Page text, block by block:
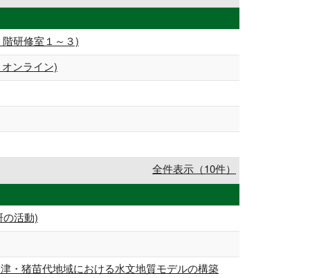
研修室１～３)
ンライン)
全件表示（10件）
活動)
・猪苗代地域における水文地質モデルの構築